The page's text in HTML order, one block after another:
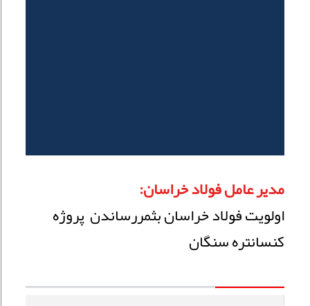
مدیر عامل فولاد خراسان:
اولویت فولاد خراسان بثمررساندن پروژه
کنسانتره سنگان